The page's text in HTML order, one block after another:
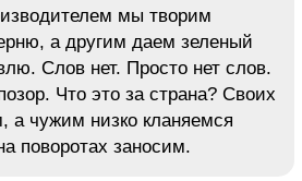
мы творим
а другим даем зеленый
Слов нет. Просто нет слов.
Что это за страна? Своих
а чужим низко кланяемся
поворотах заносим.